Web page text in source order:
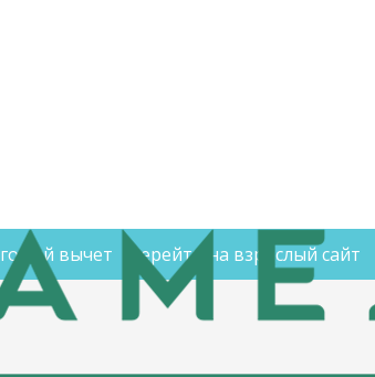
вычет Перейти на взрослый сайт